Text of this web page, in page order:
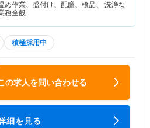
め作業、盛付け、配膳、検品、 洗浄な
務全般
積極採用中
の求人を問い合わせる
細を見る